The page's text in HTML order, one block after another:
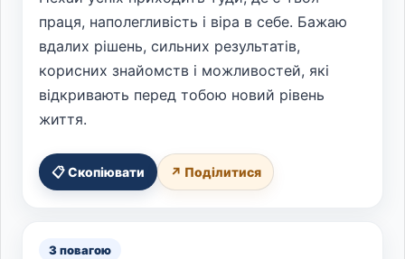
праця, наполегливість і віра в себе. Бажаю
вдалих рішень, сильних результатів,
корисних знайомств і можливостей, які
відкривають перед тобою новий рівень
життя.
📋 Скопіювати ↗ Поділитися
З повагою